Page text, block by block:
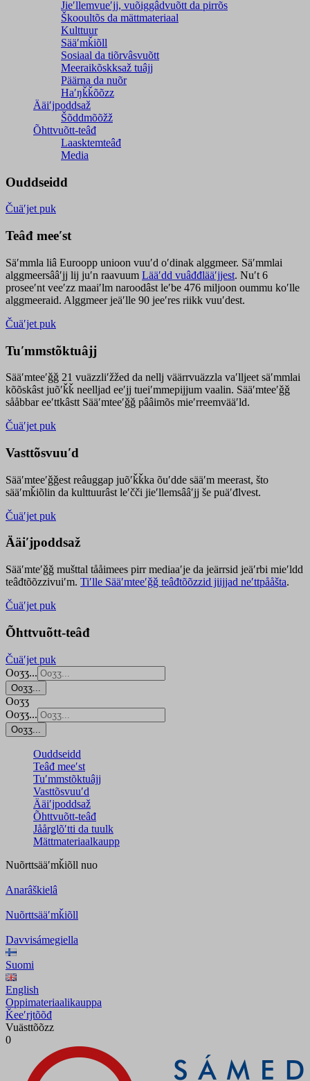
Jieʹllemvueʹjj, vuõiggâdvuõtt da pirrõs
Škooultõs da mättmateriaal
Kulttuur
Sääʹmǩiõll
Sosiaal da tiõrvâsvuõtt
Meeraikõskksaž tuâjj
Päärna da nuõr
Haʹŋǩǩõõzz
Ääiʹjpoddsaž
Šõddmõõžž
Õhttvuõtt-teâđ
Laasktemteâđ
Media
Ouddseidd
Čuäʹjet puk
Teâđ meeʹst
Säʹmmla liâ Euroopp unioon vuuʹd oʹdinak alggmeer. Säʹmmlai
alggmeersââʹjj lij juʹn raavuum Lääʹdd vuâđđlääʹjjest. Nuʹt 6
proseeʹnt veeʹzz maaiʹlm naroodâst leʹbe 476 miljoon oummu koʹlle
alggmeeraid. Alggmeer jeäʹlle 90 jeeʹres riikk vuuʹdest.
Čuäʹjet puk
Tuʹmmstõktuâjj
Sääʹmteeʹǧǧ 21 vuäzzliʹžžed da nellj väärrvuäzzla vaʹlljeet säʹmmlai
kõõskâst juõʹǩǩ neelljad eeʹjj tueiʹmmepijjum vaalin. Sääʹmteeʹǧǧ
sååbbar eeʹttkâstt Sääʹmteeʹǧǧ pââimõs mieʹrreemvääʹld.
Čuäʹjet puk
Vasttõsvuuʹd
Sääʹmteeʹǧǧest reâuggap juõʹǩǩka õuʹdde sääʹm meerast, što
sääʹmǩiõlin da kulttuurâst leʹčči jieʹllemsââʹjj še puäʹđlvest.
Čuäʹjet puk
Ääiʹjpoddsaž
Sääʹmteʹǧǧ mušttal tååimees pirr mediaaʹje da jeärrsid jeäʹrbi mieʹldd
teâđtõõzzivuiʹm. Tiʹlle Sääʹmteeʹǧǧ teâđtõõzzid jiijjad neʹttpååšta.
Čuäʹjet puk
Õhttvuõtt-teâđ
Čuäʹjet puk
Ooʒʒ...
Ooʒʒ...
Ooʒʒ
Ooʒʒ...
Ooʒʒ...
Ouddseidd
Teâđ meeʹst
Tuʹmmstõktuâjj
Vasttõsvuuʹd
Ääiʹjpoddsaž
Õhttvuõtt-teâđ
Jåårǥlõʹtti da tuulk
Mättmateriaalkaupp
Nuõrttsääʹmǩiõll nuo
Anarâškielâ
Nuõrttsääʹmǩiõll
Davvisámegiella
Suomi
English
Oppimateriaalikauppa
Ǩeeʹrjtõõđ
Vuästtõõzz
0